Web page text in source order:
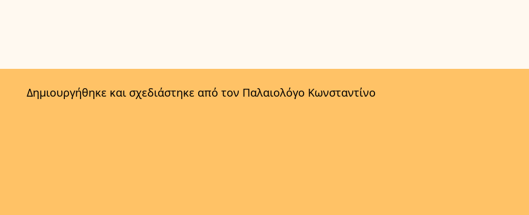
Δημιουργήθηκε και σχεδιάστηκε από τον Παλαιολόγο Κωνσταντίνο